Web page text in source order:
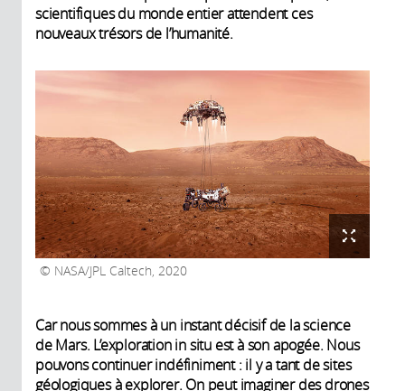
scientifiques du monde entier attendent ces
nouveaux trésors de l’humanité.
NASA/JPL Caltech, 2020
Car nous sommes à un instant décisif de la science
de Mars. L’exploration in situ est à son apogée. Nous
pouvons continuer indéfiniment : il y a tant de sites
géologiques à explorer. On peut imaginer des drones